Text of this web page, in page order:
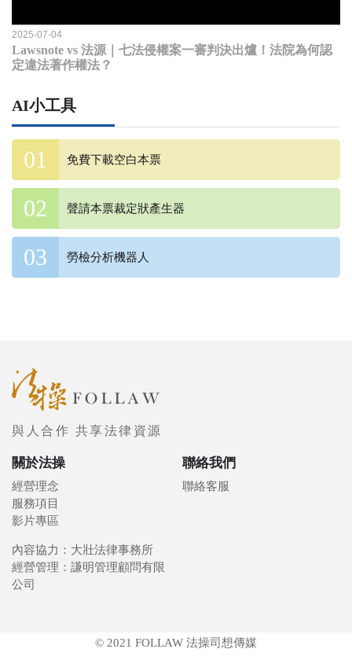
2025-07-04
Lawsnote vs 法源｜七法侵權案一審判決出爐！法院為何認
定違法著作權法？
AI小工具
免費下載空白本票
聲請本票裁定狀產生器
勞檢分析機器人
與人合作 共享法律資源
關於法操
經營理念
服務項目
影片專區
聯絡我們
聯絡客服
內容協力：大壯法律事務所
經營管理：謙明管理顧問有限
公司
© 2021 FOLLAW 法操司想傳媒